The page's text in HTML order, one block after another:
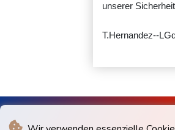
unserer
T.Hernandez--